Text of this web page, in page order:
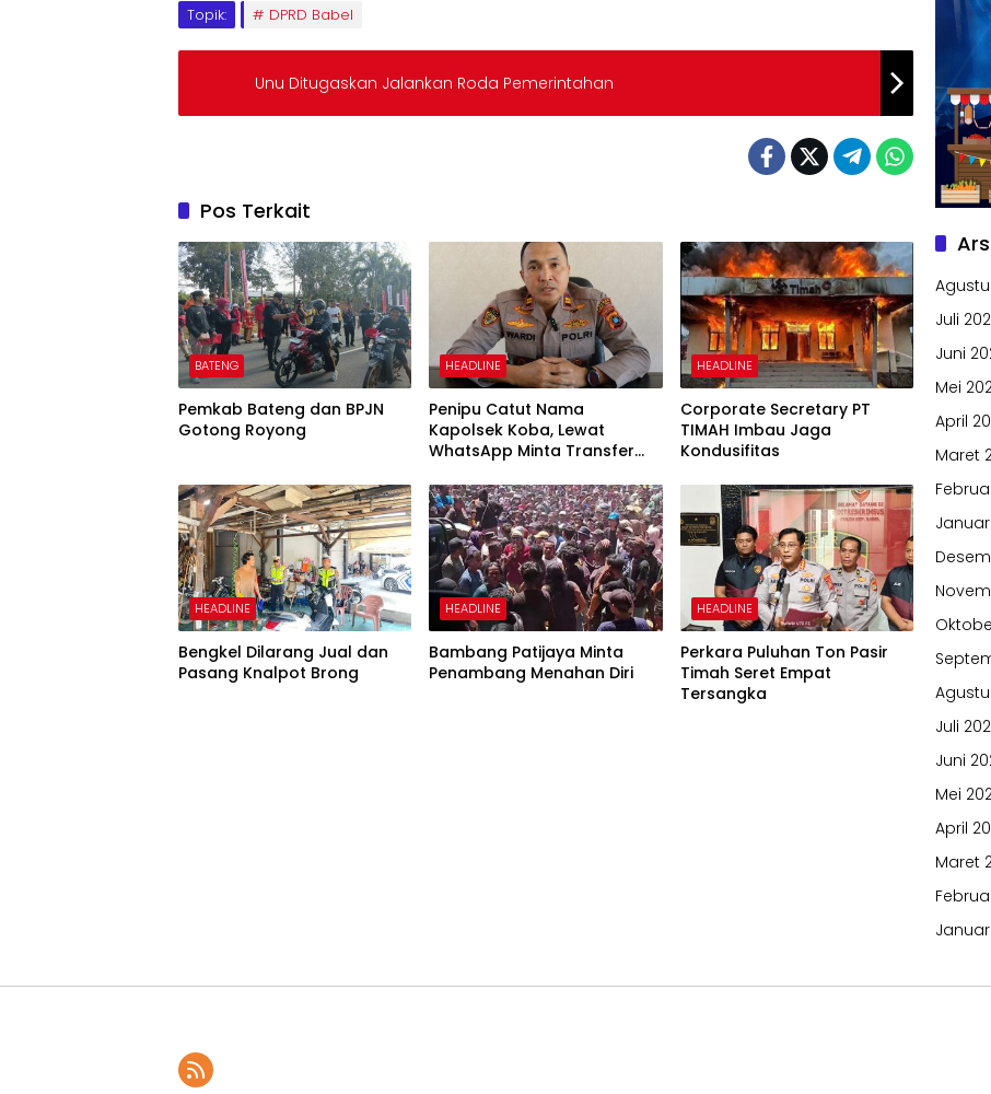
Topik:
DPRD Babel
Unu Ditugaskan Jalankan Roda Pemerintahan
Pos Terkait
BATENG
Pemkab Bateng dan BPJN
Gotong Royong
HEADLINE
Penipu Catut Nama
Kapolsek Koba, Lewat
WhatsApp Minta Transfer
HEADLINE
Corporate Secretary PT
TIMAH Imbau Jaga
Kondusifitas
HEADLINE
Bengkel Dilarang Jual dan
Pasang Knalpot Brong
HEADLINE
Bambang Patijaya Minta
Penambang Menahan Diri
HEADLINE
Perkara Puluhan Ton Pasir
Timah Seret Empat
Tersangka
Juli
Juni
Mei
April
Maret
Juli
Juni
Mei
April
Maret